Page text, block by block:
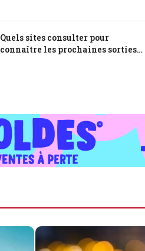
Quels sites consulter pour
connaître les prochaines sorties